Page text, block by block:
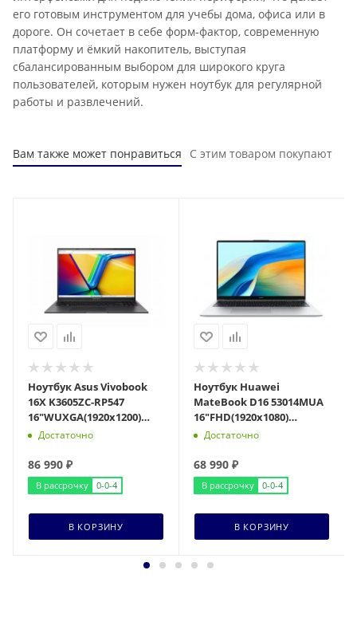
его готовым инструментом для учебы дома, офиса или в
дороге. Он сочетает в себе форм-фактор, современную
платформу и ёмкий накопитель, выступая
сбалансированным выбором для широкого круга
пользователей, которым нужен ноутбук для регулярной
работы и развлечений.
Вам также может понравиться С этим товаром покупают
Ноутбук Asus Vivobook
16X K3605ZC-RP547
16"WUXGA(1920x1200)
IPS/Core i5-12500H
Достаточно
86 990 ₽
В рассрочку 0-0-4
В КОРЗИНУ
Ноутбук Huawei
MateBook D16 53014MUA
16"FHD(1920x1080)
IPS/Core i5-13420H
UHD
Достаточно
68 990 ₽
В рассрочку 0-0-4
В КОРЗИНУ